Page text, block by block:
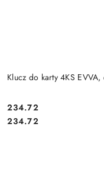
Klucz do karty 4KS
Cena:
234.72
Cena:
234.72